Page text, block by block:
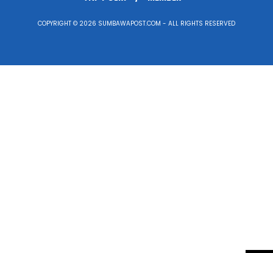
COPYRIGHT © 2026 SUMBAWAPOST.COM - ALL RIGHTS RESERVED